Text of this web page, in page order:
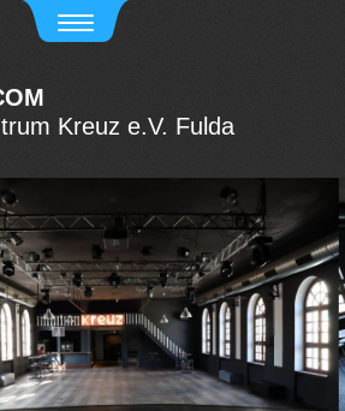
Kreuz e.V. Fulda